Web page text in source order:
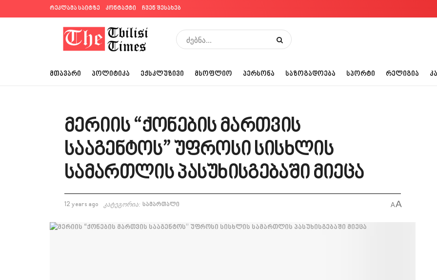
რეკლამა საიტზე კონტაქტი ჩვენ შესახებ
ᲛᲗᲐᲕᲐᲠᲘ ᲞᲝᲚᲘᲢᲘᲙᲐ ᲔᲥᲡᲙᲚᲣᲖᲘᲕᲘ ᲛᲡᲝᲤᲚᲘᲝ ᲞᲔᲠᲡᲝᲜᲐ ᲡᲐᲖᲝᲒᲐᲓᲝᲔᲑᲐ ᲡᲞᲝᲠᲢᲘ ᲠᲔᲚᲘᲒᲘᲐ
მერიის “ქონების მართვის
სააგენტოს” უფროსი სისხლის
სამართლის პასუხისგებაში მიეცა
12 years ago კატეგორია: სამართალი AA